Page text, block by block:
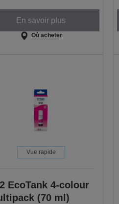
En savoir plus
Où acheter
Vue rapide
EcoTank 4-colour
(70 ml)